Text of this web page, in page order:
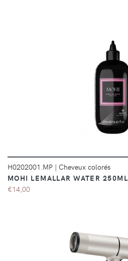
H0202001.MP | Cheveux colorés
MOHI LEMALLAR WATER 250ML
€14,00